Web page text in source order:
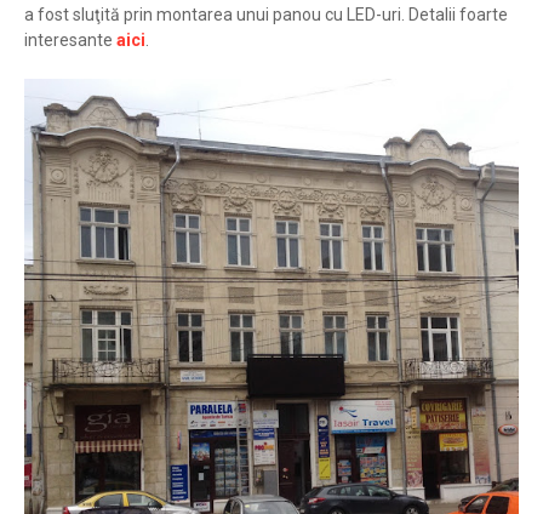
a fost sluţită prin montarea unui panou cu LED-uri. Detalii foarte
interesante aici